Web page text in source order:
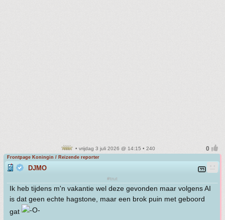
• vrijdag 3 juli 2026 @ 14:15 • 240
Frontpage Koningin / Reizende reporter
DJMO
#trut
Ik heb tijdens m'n vakantie wel deze gevonden maar volgens AI
is dat geen echte hagstone, maar een brok puin met geboord
gat